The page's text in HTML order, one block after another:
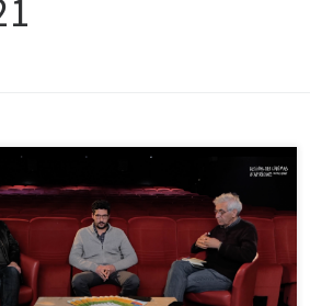
des Cinémas d’Afrique du pays d’APT vous
découvrir tous les 15 […]